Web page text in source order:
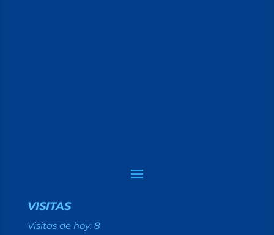
VISITAS
Visitas de hoy: 8